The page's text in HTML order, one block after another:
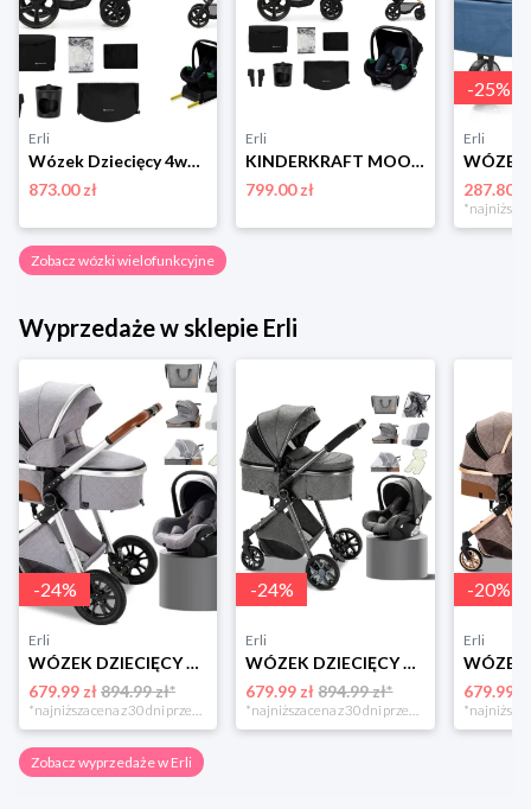
Erli
Wózek Dziecięcy 4w1 Kinderkraft MOOV 2 EVA Fotelik Wielofunkcyjny Czarny
873.00 zł
Erli
KINDERKRAFT MOOV 2 WIELOFUNKCYJNY WÓZEK GŁĘBOKO-SPACEROWY 3W1 PURE BLACK
799.00 zł
-25%
Erli
287.80 zł
Zobacz wózki wielofunkcyjne
Wyprzedaże w sklepie Erli
-24%
Erli
WÓZEK DZIECIĘCY 3w1 FOTELIK SPACERÓWKA GONDOLA LEKKI WIELOFUNKCYJNY GRATISY
679.99 zł894.99 zł*
-24%
Erli
WÓZEK DZIECIĘCY 3w1 FOTELIK SPACERÓWKA GONDOLA LEKKI WIELOFUNKCYJNY GRATISY
679.99 zł 894.99 zł*
-20%
Erli
679.99 zł
Zobacz wyprzedaże w Erli